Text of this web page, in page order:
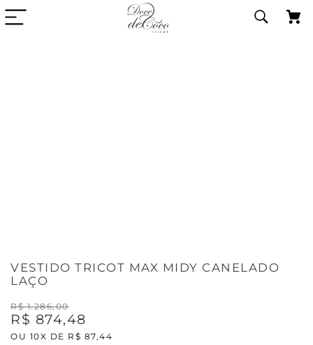
VESTIDO TRICOT MAX MIDY CANELADO
LAÇO
R$ 1.286,00
R$ 874,48
OU 10X DE R$ 87,44